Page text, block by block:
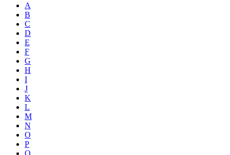
A
B
C
D
E
F
G
H
I
J
K
L
M
N
O
P
Q